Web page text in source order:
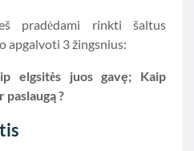
pradėdami rinkti šaltus
apgalvoti 3 žingsnius:
elgsitės juos gavę; Kaip
?